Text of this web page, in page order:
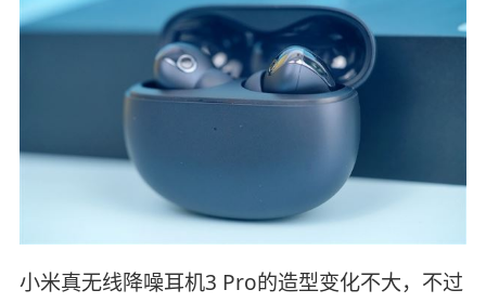
小米真无线降噪耳机3 Pro的造型变化不大，不过